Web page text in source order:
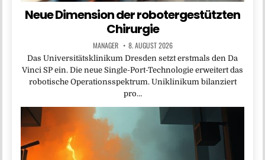
Neue Dimension der robotergestützten
Chirurgie
MANAGER 8. AUGUST 2026
Das Universitätsklinikum Dresden setzt erstmals den Da
Vinci SP ein. Die neue Single-Port-Technologie erweitert das
robotische Operationsspektrum. Uniklinikum bilanziert
pro…